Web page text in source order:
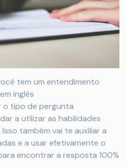
tem um entendimento
inglês
o tipo de pergunta
a utilizar as habilidades
também vai te auxiliar a
e a usar efetivamente o
encontrar a resposta 100%